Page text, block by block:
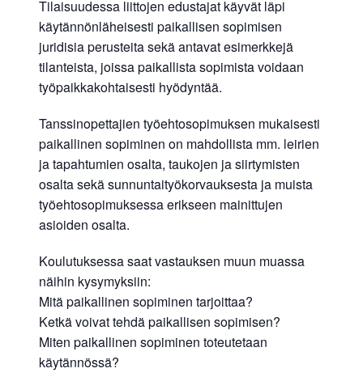
Tilaisuudessa liittojen edustajat käyvät läpi
käytännönläheisesti paikallisen sopimisen
juridisia perusteita sekä antavat esimerkkejä
tilanteista, joissa paikallista sopimista voidaan
työpaikkakohtaisesti hyödyntää.
Tanssinopettajien työehtosopimuksen mukaisesti
paikallinen sopiminen on mahdollista mm. leirien
ja tapahtumien osalta, taukojen ja siirtymisten
osalta sekä sunnuntaityökorvauksesta ja muista
työehtosopimuksessa erikseen mainittujen
asioiden osalta.
Koulutuksessa saat vastauksen muun muassa
näihin kysymyksiin:
Mitä paikallinen sopiminen tarjoittaa?
Ketkä voivat tehdä paikallisen sopimisen?
Miten paikallinen sopiminen toteutetaan
käytännössä?